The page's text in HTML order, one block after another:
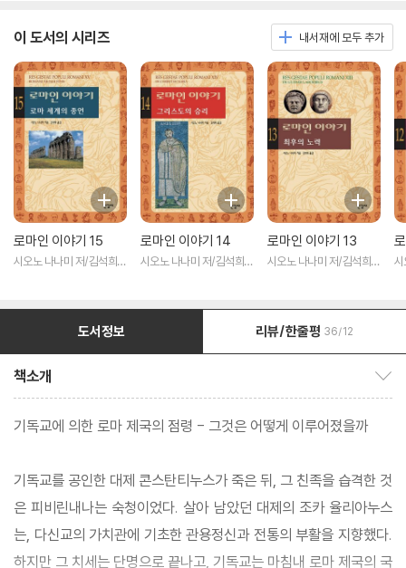
이 도서의 시리즈 내서재에 모두 추가
로마인 이야기 15
시오노 나나미 저/김석희
로마인 이야기 14
시오노 나나미 저/김석희
로마인 이야기 13
시오노 나나미 저/김석희
도서정보 리뷰/한줄평 36/12
책소개
기독교에 의한 로마 제국의 점령 - 그것은 어떻게 이루어졌을까
기독교를 공인한 대제 콘스탄티누스가 죽은 뒤, 그 친족을 습격한 것
은 피비린내나는 숙청이었다. 살아 남았던 대제의 조카 율리아누스
는, 다신교의 가치관에 기초한 관용정신과 전통의 부활을 지향했다.
하지만 그 치세는 단명으로 끝나고, 기독교는 마침내 로마 제국의 국